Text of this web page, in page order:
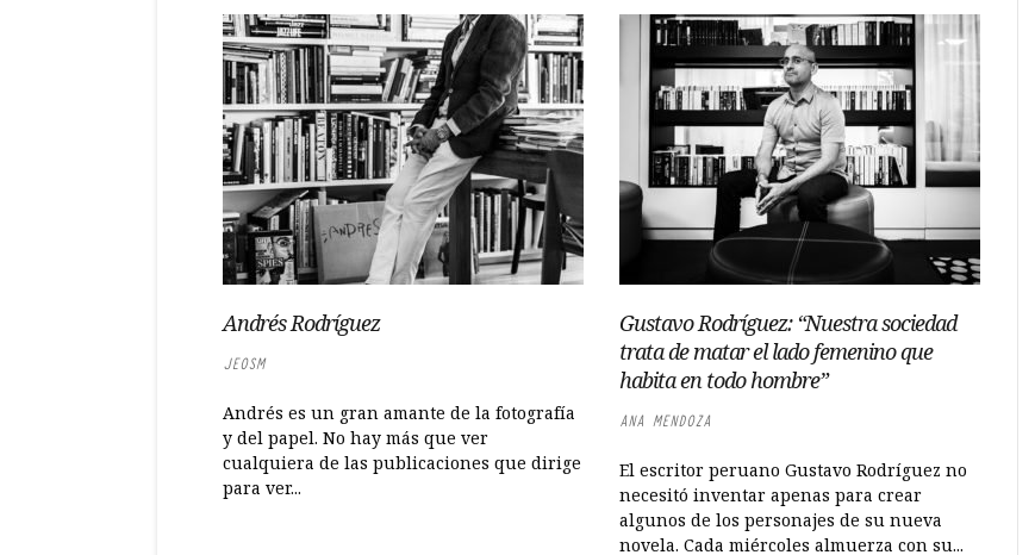
Andrés Rodríguez
JEOSM
Andrés es un gran amante de la fotografía
y del papel. No hay más que ver
cualquiera de las publicaciones que dirige
para ver...
Gustavo Rodríguez: “Nuestra sociedad
trata de matar el lado femenino que
habita en todo hombre”
ANA MENDOZA
El escritor peruano Gustavo Rodríguez no
necesitó inventar apenas para crear
algunos de los personajes de su nueva
novela. Cada miércoles almuerza con su...